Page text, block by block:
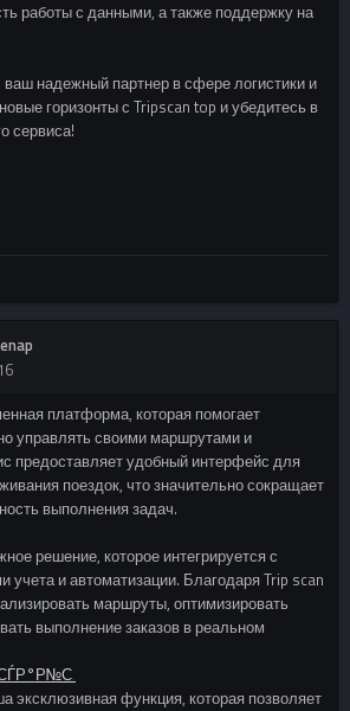
работы с данными, а также поддержку на
надежный партнер в сфере логистики и
горизонты с Tripscan top и убедитесь в
сервиса!
платформа, которая помогает
управлять своими маршрутами и
предоставляет удобный интерфейс для
поездок, что значительно сокращает
выполнения задач.
решение, которое интегрируется с
учета и автоматизации. Благодаря Trip scan
маршруты, оптимизировать
выполнение заказов в реальном
эксклюзивная функция, которая позволяет